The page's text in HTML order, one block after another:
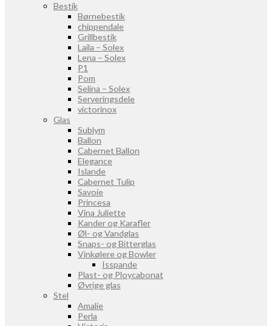
Bestik
Børnebestik
chippendale
Grillbestik
Laila – Solex
Lena – Solex
P1
Pom
Selina – Solex
Serveringsdele
victorinox
Glas
Sublym
Ballon
Cabernet Ballon
Elegance
Islande
Cabernet Tulip
Savoie
Princesa
Vina Juliette
Kander og Karafler
Øl- og Vandglas
Snaps- og Bitterglas
Vinkølere og Bowler
Isspande
Plast- og Ploycabonat
Øvrige glas
Stel
Amalie
Perla